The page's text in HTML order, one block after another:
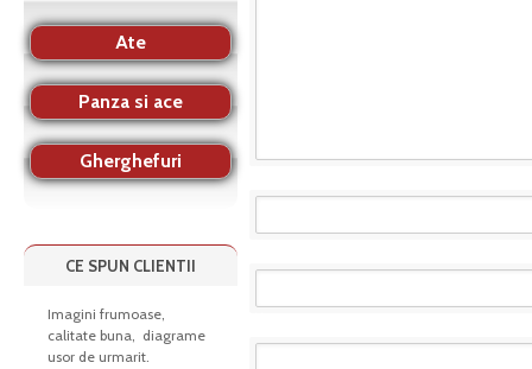
Ate
Panza si ace
Gherghefuri
CE SPUN CLIENTII
Imagini frumoase,
calitate buna, diagrame
usor de urmarit.